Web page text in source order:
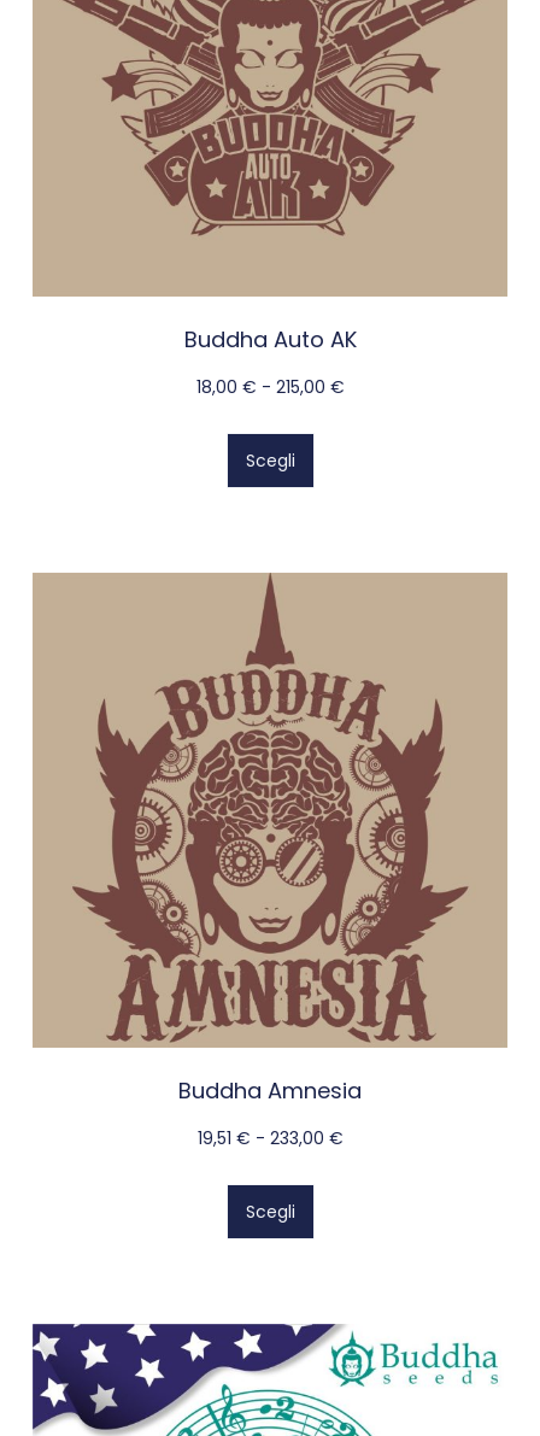
Buddha Auto AK
18,00 € - 215,00 €
Scegli
Buddha Amnesia
19,51 € - 233,00 €
Scegli